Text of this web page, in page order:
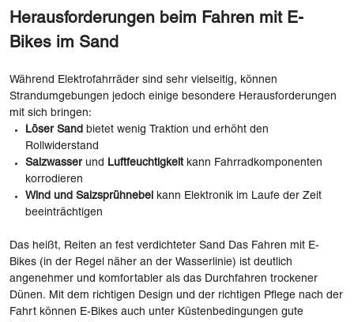
Herausforderungen beim Fahren mit E-
Bikes im Sand
Während Elektrofahrräder sind sehr vielseitig, können
Strandumgebungen jedoch einige besondere Herausforderungen
mit sich bringen:
Löser Sand
bietet wenig Traktion und erhöht den
Rollwiderstand
Salzwasserund Luftfeuchtigkeitkann Fahrradkomponenten
korrodieren
Wind und Salzsprühnebel
kann Elektronik im Laufe der Zeit
beeinträchtigen
Das heißt, Reiten an fest verdichteter Sand Das Fahren mit E-
Bikes (in der Regel näher an der Wasserlinie) ist deutlich
angenehmer und komfortabler als das Durchfahren trockener
Dünen. Mit dem richtigen Design und der richtigen Pflege nach der
Fahrt können E-Bikes auch unter Küstenbedingungen gute